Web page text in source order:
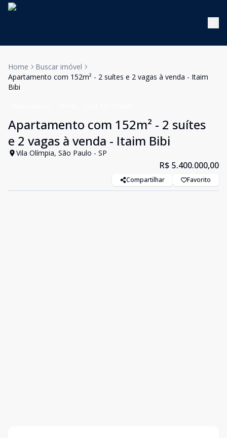
Home
Buscar imóvel
Apartamento com 152m² - 2 suítes e 2 vagas à venda - Itaim
Bibi
Apartamento com 152m² - 2 suítes
e 2 vagas à venda - Itaim Bibi
Vila Olímpia, São Paulo - SP
R$ 5.400.000,00
Compartilhar Favorito